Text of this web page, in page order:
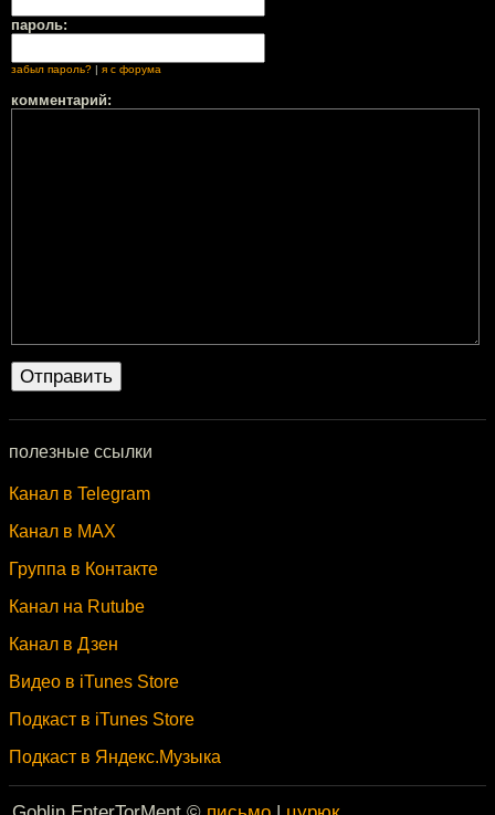
пароль:
забыл пароль? я с форума
комментарий:
полезные ссылки
Канал в Telegram
Канал в MAX
Группа в Контакте
Канал на Rutube
Канал в Дзен
Видео в iTunes Store
Подкаст в iTunes Store
Подкаст в Яндекс.Музыка